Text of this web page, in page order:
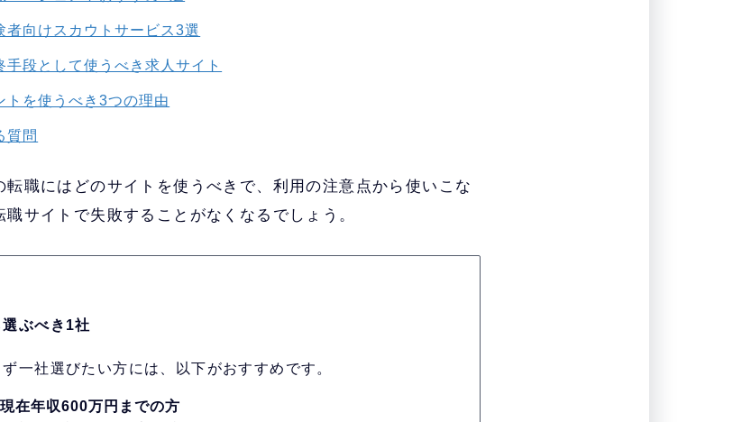
向けスカウトサービス3選
段として使うべき求人サイト
トを使うべき3つの理由
質問
転職にはどのサイトを使うべきで、利用の注意点から使いこな
サイトで失敗することがなくなるでしょう。
ぶべき1社
一社選びたい方には、以下がおすすめです。
在年収600万円までの方